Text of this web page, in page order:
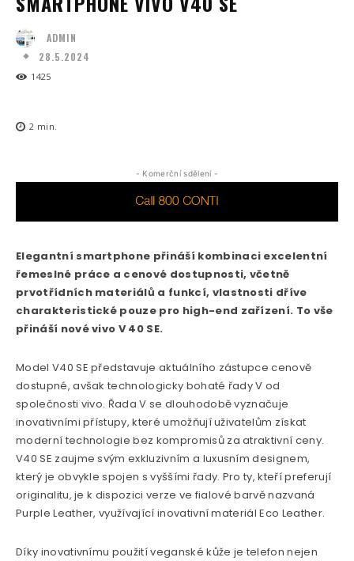
ADMIN
28.5.2024
1425
2 min.
- Komerční sdělení -
Elegantní smartphone přináší kombinaci excelentní
řemeslné práce a cenové dostupnosti, včetně
prvotřídních materiálů a funkcí, vlastnosti dříve
charakteristické pouze pro high-end zařízení. To vše
přináší nové vivo V 40 SE.
Model V40 SE představuje aktuálního zástupce cenově
dostupné, avšak technologicky bohaté řady V od
společnosti vivo. Řada V se dlouhodobě vyznačuje
inovativními přístupy, které umožňují uživatelům získat
moderní technologie bez kompromisů za atraktivní ceny.
V40 SE zaujme svým exkluzivním a luxusním designem,
který je obvykle spojen s vyššími řady. Pro ty, kteří preferují
originalitu, je k dispozici verze ve fialové barvě nazvaná
Purple Leather, využívající inovativní materiál Eco Leather.
Díky inovativnímu použití veganské kůže je telefon nejen